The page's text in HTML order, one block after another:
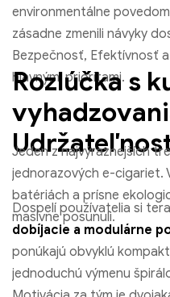
environmentálne
zásadne zmenili návyky
Bezpečnosť, Efektívnosť
hlavnými prioritami.
Rozlúčka s
Jeden z najvýraznejších
jednorazových e-cigariet.
batériách a prísne
masívne posunuli.
Dospelí používatelia si
dobíjacie a modulárne
ponúkajú obvyklú
jednoduchú výmenu